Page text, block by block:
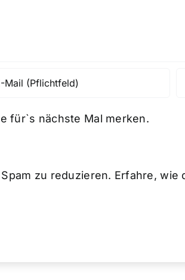
für`s nächste Mal merken.
zu reduzieren. Erfahre, wie